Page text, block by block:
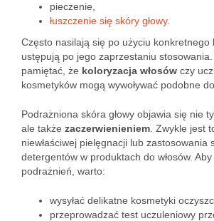
pieczenie,
łuszczenie się skóry głowy.
Często nasilają się po użyciu konkretnego
ustępują po jego zaprzestaniu
pamiętać, że koloryzacja włosów czy
kosmetyków mogą wywoływać podobne
Podrażniona skóra głowy objawia się nie
ale także zaczerwienieniem . Zwykle jest
niewłaściwej pielęgnacji lub zastosowania
detergentów w produktach do włosów.
podrażnień, warto:
wysyłać delikatne kosmetyki
przeprowadzać test uczuleniowy